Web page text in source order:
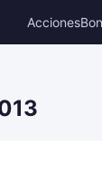
Acciones